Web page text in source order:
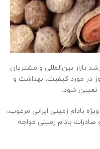
بازار بین‌المللی و مشتریان
در مورد کیفیت، بهداشت و
تعیین شود.
بادام زمینی ایرانی مرغوب،
بادام زمینی مواجه